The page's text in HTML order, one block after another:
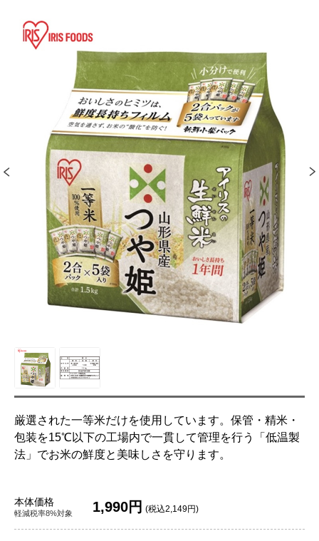
厳選された一等米だけを使用しています。保管・精米・
包装を15℃以下の工場内で一貫して管理を行う「低温製
法」でお米の鮮度と美味しさを守ります。
本体価格
軽減税率8%対象 1,990円 (税込2,149円)